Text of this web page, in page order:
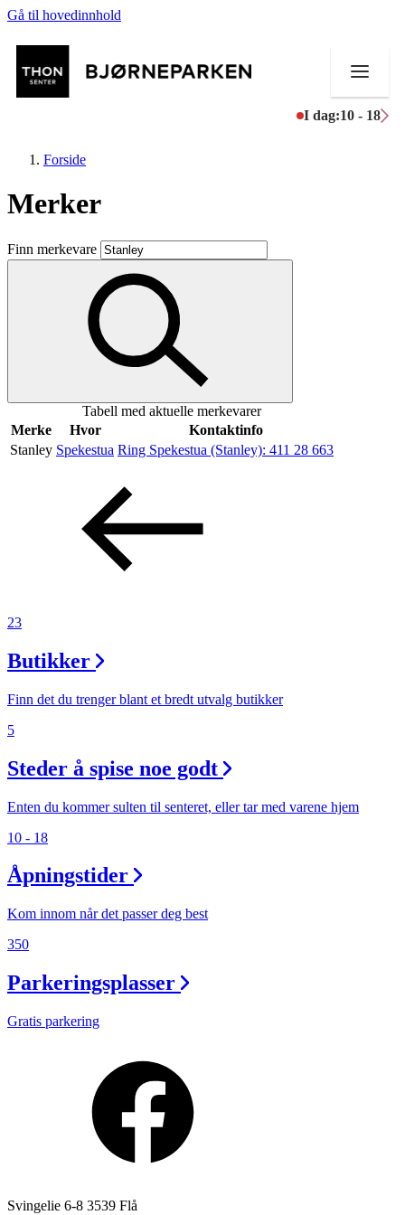
Gå til hovedinnhold
I dag:10 - 18
Butikker
Mat og drikke
Aktiviteter
Åpningstider
Praktisk informasjon
Gavekort
Finn frem
Forside
Merker
Finn merkevare
Tabell med aktuelle merkevarer
Merke
Hvor
Kontaktinfo
Stanley Spekestua Ring Spekestua (Stanley): 411 28 663
23
Butikker
Finn det du trenger blant et bredt utvalg butikker
5
Steder å spise noe godt
Enten du kommer sulten til senteret, eller tar med varene hjem
10 - 18
Åpningstider
Kom innom når det passer deg best
350
Parkeringsplasser
Gratis parkering
Svingelie 6-8 3539 Flå